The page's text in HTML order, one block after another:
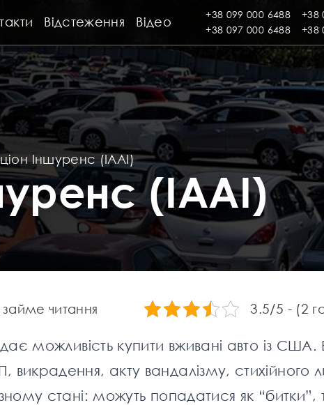
Відстеження Відео +38 099 000 6488
+38
+38 097 000 6488
+38
Іншуренс (IAAI)
(IAAI)
займе читання 3.5/5 - (2
можливість купити вживані авто із США.
викрадення, акту вандалізму, стихійного
стані: можуть попадатися як “битки”,